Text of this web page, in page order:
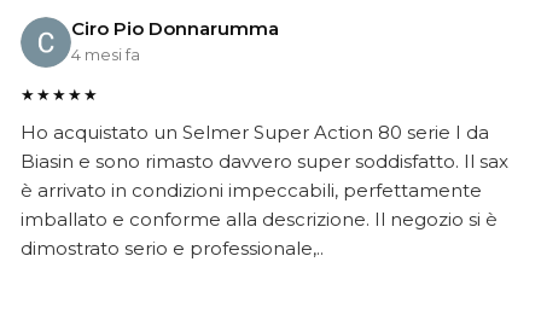
Ciro Pio Donnarumma
4 mesi fa
★★★★★
Ho acquistato un Selmer Super Action 80 serie I da
Biasin e sono rimasto davvero super soddisfatto. Il sax
è arrivato in condizioni impeccabili, perfettamente
imballato e conforme alla descrizione. Il negozio si è
dimostrato serio e professionale,..